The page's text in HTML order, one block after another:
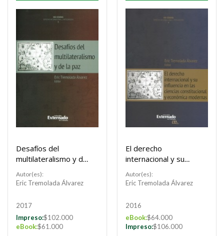
Desafíos del
multilateralismo y de
Autor(es):
Eric Tremolada Álvarez
2017
Impreso:$102.000
eBook:$61.000
El derecho
internacional y su
ciencias
económica
modernas
Autor(es):
Eric Tremolada Álvarez
2016
eBook:$64.000
Impreso:$106.000